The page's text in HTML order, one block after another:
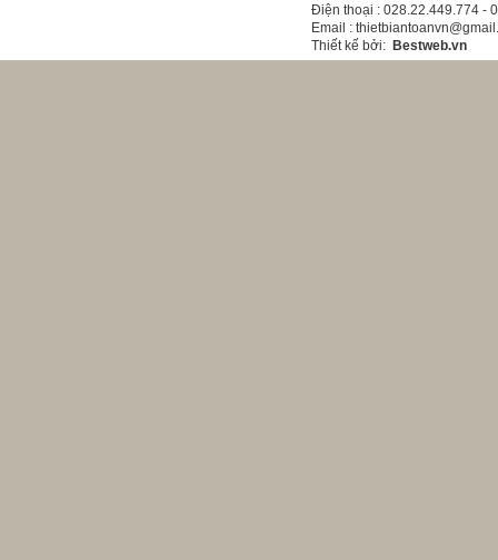
Điện thoại : 028.22.449.774
Email :
Thiết kế bởi: Bestweb.vn